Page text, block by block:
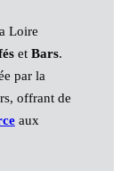
Loire
et Bars.
par la
offrant de
aux